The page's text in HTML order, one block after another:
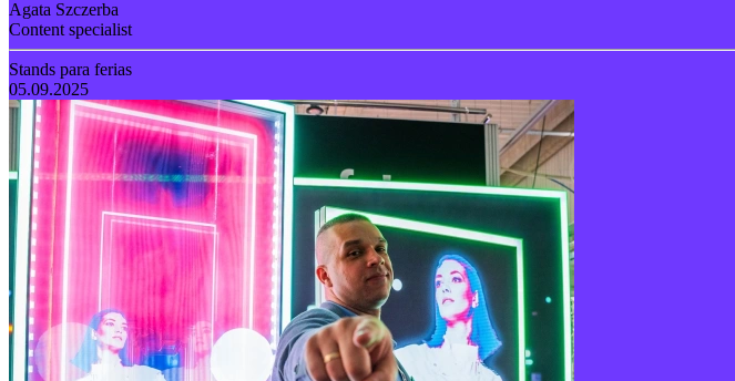
Agata Szczerba
Content specialist
Stands para ferias
05.09.2025